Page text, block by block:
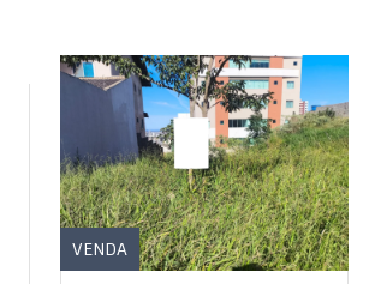
VENDA